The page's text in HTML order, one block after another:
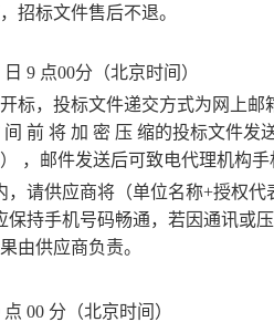
招标文件售后不退。
日 9 点00分 （北京时间）
标，投标文件递交方式为网上邮
间 前 将 加 密 压 缩的投标文件发
，邮件发送后可致电代理机构手
，请供应商将（单位名称+授权
保持手机号码畅通，若因通讯或
由供应商负责。
00 分（北京时间）